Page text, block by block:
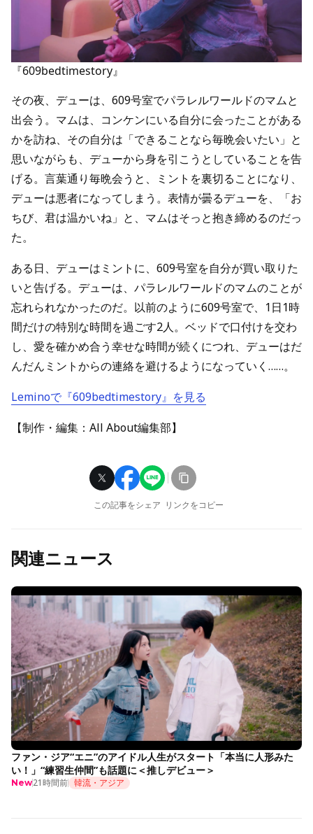
『609bedtimestory』
その夜、デューは、609号室でパラレルワールドのマムと
出会う。マムは、コンケンにいる自分に会ったことがある
かを訪ね、その自分は「できることなら毎晩会いたい」と
思いながらも、デューから身を引こうとしていることを告
げる。言葉通り毎晩会うと、ミントを裏切ることになり、
デューは悪者になってしまう。表情が曇るデューを、「お
ちび、君は温かいね」と、マムはそっと抱き締めるのだっ
た。
ある日、デューはミントに、609号室を自分が買い取りた
いと告げる。デューは、パラレルワールドのマムのことが
忘れられなかったのだ。以前のように609号室で、1日1時
間だけの特別な時間を過ごす2人。ベッドで口付けを交わ
し、愛を確かめ合う幸せな時間が続くにつれ、デューはだ
んだんミントからの連絡を避けるようになっていく……。
Leminoで『609bedtimestory』を見る
【制作・編集：All About編集部】
この記事をシェア リンクをコピー
関連ニュース
ファン・ジア“エニ”のアイドル人生がスタート「本当に人形みた
い！」“練習生仲間”も話題に＜推しデビュー＞
New21時間前 韓流・アジア